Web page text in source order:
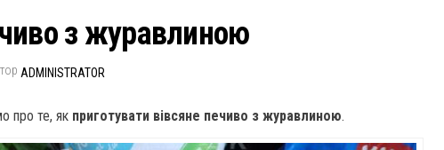
з журавлиною
ADMINISTRATOR
про те, як приготувати вівсяне печиво з журавлиною.